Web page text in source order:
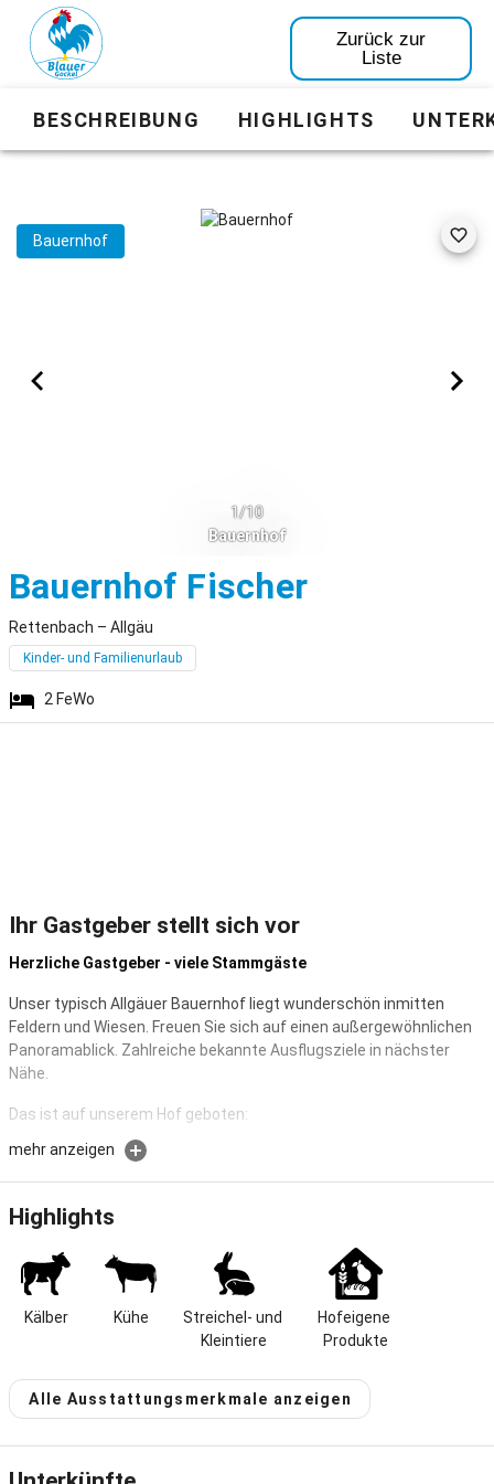
Zurück zur
Liste
BESCHREIBUNG HIGHLIGHTS
Bauernhof
1/10
Bauernhof
Bauernhof FischerRettenbach
Rettenbach – Allgäu
Kinder- und Familienurlaub
2 FeWo
Ihr Gastgeber stellt sich vor
Herzliche Gastgeber - viele Stammgäste
Unser typisch Allgäuer Bauernhof liegt wunderschön inmitten
Feldern und Wiesen. Freuen Sie sich auf einen außergewöhnlichen
Panoramablick. Zahlreiche bekannte Ausflugsziele in nächster
Nähe.
Das ist auf unserem Hof geboten:
- Mithilfe bei der täglichen Stallarbeit
- Füttern der Kälber, Kühe, Ziegen, Hühner und Katzen
- Milch von den eigenen Kühen, Eier von glücklichen Hühnern
- Mitfahrt auf dem Traktor bei der Feldarbeit
Besuchen Sie von uns aus:
- diverse Wander- und Fahrradwege
- Schloss Neuschwanstein und
- Wieskirche mit Brettelsweg (ca. 25km)
- Idyllische Badeseen (ca. 1km)
mehr anzeigen
Highlights
Kälber Kühe
Streichel- und
Kleintiere
Hofeigene
Produkte
Alle Ausstattungsmerkmale anzeigen